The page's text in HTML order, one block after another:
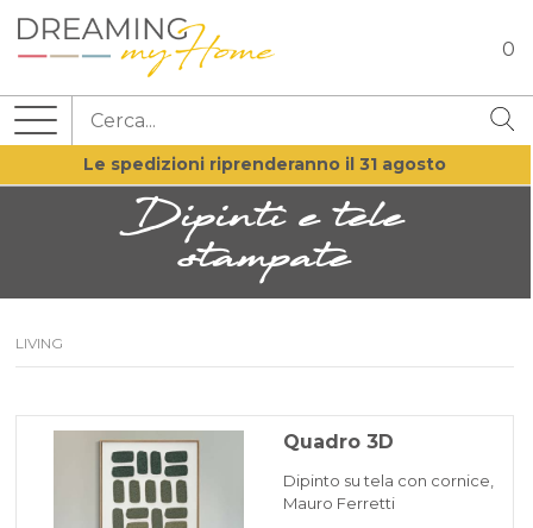
0
Le spedizioni riprenderanno il 31 agosto
Dipinti e tele
stampate
LIVING
Quadro 3D
Dipinto su tela con cornice,
Mauro Ferretti